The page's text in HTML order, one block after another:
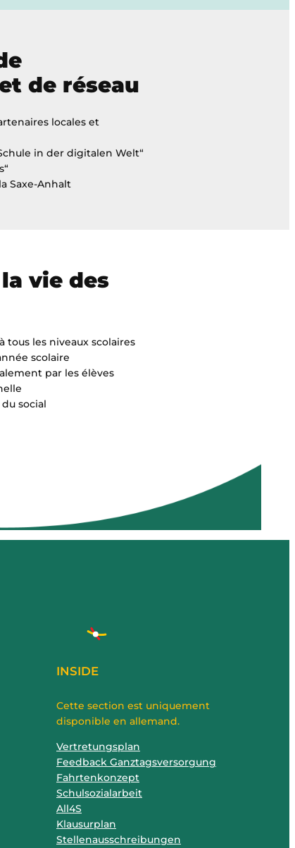
de réseau
locales et
in der digitalen Welt“
Saxe-Anhalt
vie des
tous les niveaux scolaires
scolaire
par les élèves
social
INSIDE
Cette section est uniquement
disponible en allemand.
Vertretungsplan
Feedback Ganztagsversorgung
Fahrtenkonzept
Schulsozialarbeit
All4S
Klausurplan
Stellenausschreibungen